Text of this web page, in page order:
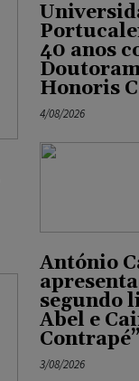
40 anos
Honoris
4/08/2026
António
segundo
Abel e
Contrapé”
3/08/2026